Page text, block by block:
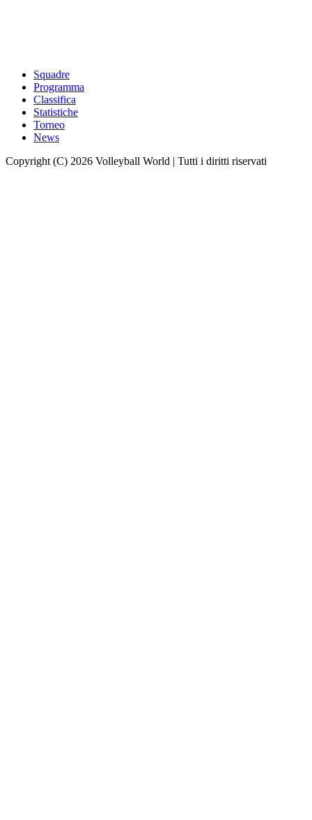
Squadre
Programma
Classifica
Statistiche
Torneo
News
Copyright (C) 2026 Volleyball World | Tutti i diritti riservati